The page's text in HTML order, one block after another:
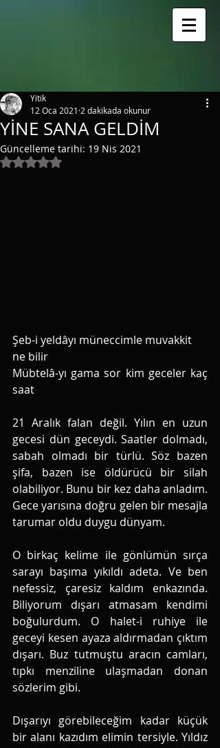
YİNE SANA GELDİM
Yitik
12 Oca 2021 2 dakikada okunur
Güncelleme tarihi: 19 Nis 2021
5 üzerinden NaN yıldız
Şeb-i yeldâyı müneccimle muvakkit
ne bilir
Mübtelâ-yı gama sor kim geceler kaç
saat
21 Aralık falan değil. Yılın en uzun
gecesi dün geceydi. Saatler dolmadı,
sabah olmadı bir türlü. Söz bazen
şifa, bazen ise öldürücü bir silah
olabiliyor. Bunu bir kez daha anladım.
Gece yarısına doğru gelen bir mesajla
tarumar oldu duygu dünyam.
O birkaç kelime ile gönlümün sırça
sarayı başıma yıkıldı adeta. Ve ben
nefessiz, çaresiz kaldım enkazında.
Biliyorum dışarı atmasam kendimi
boğulurdum. O halet-i ruhiye ile
geceyi kesen ayaza aldırmadan çıktım
dışarı. Buz tutmuştu aracın camları,
tıpkı menziline ulaşmadan donan
sözlerim gibi.
Dışarıyı görebileceğim kadar küçük
bir alanı kazıdım elimin tersiyle. Yıldız